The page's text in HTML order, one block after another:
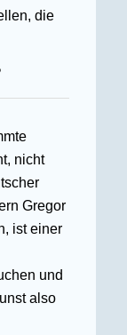
die
nicht
Gregor
ist einer
und
also